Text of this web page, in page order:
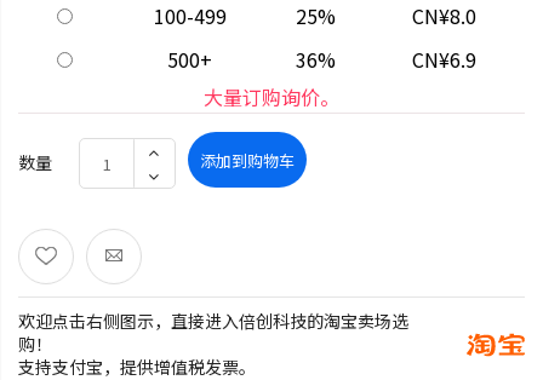
100-499
25%
CN¥8.0
500+
36%
CN¥6.9
大量订购询价。
数量 添加到购物车
欢迎点击右侧图示，直接进入倍创科技的淘宝卖场选
购！
支持支付宝，提供增值税发票。